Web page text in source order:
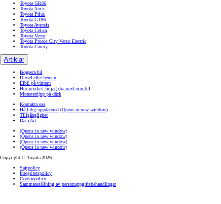
Toyota GR86
Toyota Auris
Toyota Prius
Toyota GT86
Toyota Avensis
Toyota Celica
Toyota Verso
Toyota Proace City Verso Electric
Toyota Camry
Artiklar
Bogsera bil
Diesel eller bensin
Elbil på vintern
Hur mycket får jag dra med min bil
Mönsterdjup på däck
Kontakta oss
Håll dig uppdaterad (Opens in new window)
Tillgänglighet
Data Act
(Opens in new window)
(Opens in new window)
(Opens in new window)
(Opens in new window)
Copyright © Toyota 2026
Sajtpolicy
Integritetspolicy
Cookiepolicy
Sammanställning av personuppgiftsbehandlingar